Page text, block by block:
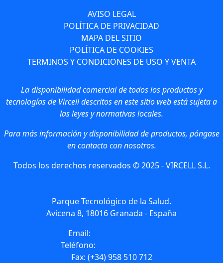
AVISO LEGAL
POLÍTICA DE PRIVACIDAD
MAPA DEL SITIO
POLÍTICA DE COOKIES
TERMINOS Y CONDICIONES DE USO Y VENTA
La disponibilidad comercial de todos los productos y
tecnologías de Vircell descritos en este sitio web está sujeta a
las leyes y normativas locales.
Para más información y disponibilidad de productos, póngase
en contacto con nosotros.
Todos los derechos reservados © 2025 - VIRCELL S.L.
Parque Tecnológico de la Salud.
Avicena 8, 18016 Granada - España
Email:
Teléfono:
Fax: (+34) 958 510 712